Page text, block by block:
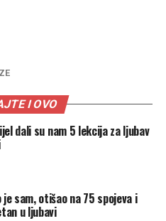
I OVO
dali su nam 5 lekcija za ljubav
sam, otišao na 75 spojeva i
u ljubavi